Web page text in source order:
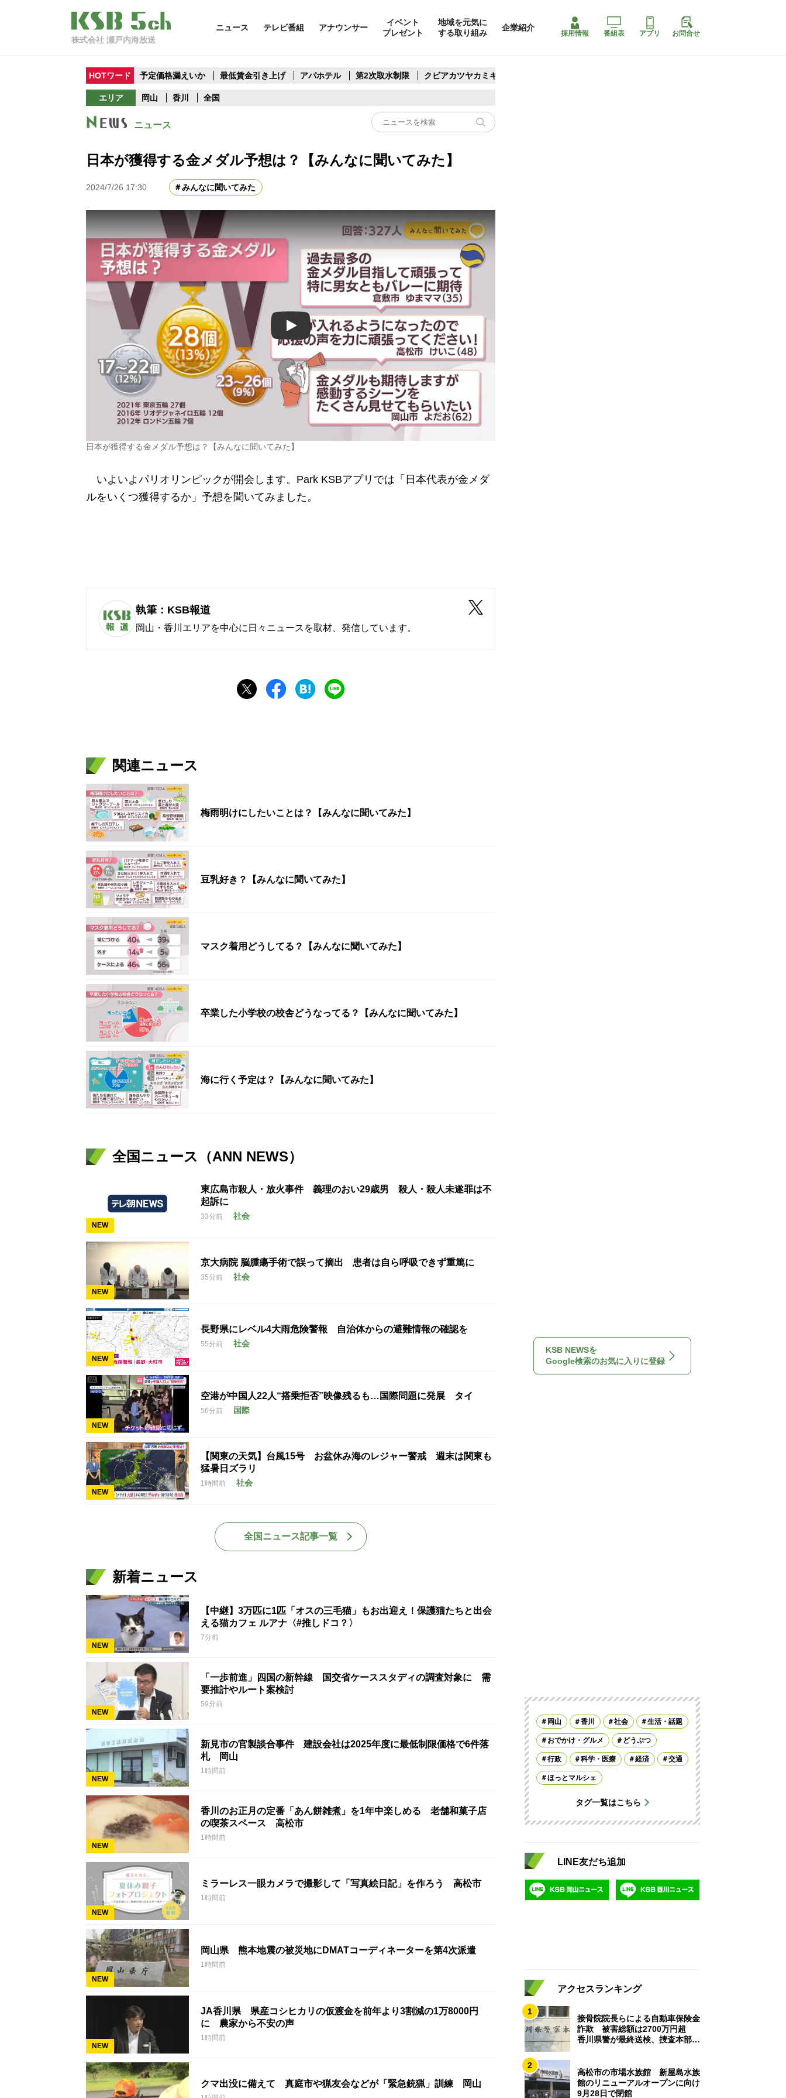
株式会社 瀬戸内海放送
ニュース テレビ番組 アナウンサー
イベント
プレゼント
地域を元気に
する取り組み
企業紹介
採用情報 番組表 アプリ お問合せ
HOTワード 予定価格漏えいか 最低賃金引き上げ アパホテル 第2次取水制限 クビアカツヤカミキリ
エリア 岡山 香川 全国
ニュース
日本が獲得する金メダル予想は？【みんなに聞いてみた】
2024/7/26 17:30 みんなに聞いてみた
Play
日本が獲得する金メダル予想は？【みんなに聞いてみた】
いよいよパリオリンピックが開会します。Park KSBアプリでは「日本代表が金メダ
ルをいくつ獲得するか」予想を聞いてみました。
執筆：KSB報道
岡山・香川エリアを中心に日々ニュースを取材、発信しています。
関連ニュース
梅雨明けにしたいことは？【みんなに聞いてみた】
豆乳好き？【みんなに聞いてみた】
マスク着用どうしてる？【みんなに聞いてみた】
卒業した小学校の校舎どうなってる？【みんなに聞いてみた】
海に行く予定は？【みんなに聞いてみた】
全国ニュース（ANN NEWS）
NEW
東広島市殺人・放火事件 義理のおい29歳男 殺人・殺人未遂罪は不
起訴に
33分前 社会
NEW
京大病院 脳腫瘍手術で誤って摘出 患者は自ら呼吸できず重篤に
35分前 社会
NEW
長野県にレベル4大雨危険警報 自治体からの避難情報の確認を
55分前 社会
NEW
空港が中国人22人“搭乗拒否”映像残るも…国際問題に発展 タイ
56分前 国際
NEW
【関東の天気】台風15号 お盆休み海のレジャー警戒 週末は関東も
猛暑日ズラリ
1時間前 社会
全国ニュース記事一覧
新着ニュース
NEW
【中継】3万匹に1匹「オスの三毛猫」もお出迎え！保護猫たちと出会
える猫カフェ ルアナ〈#推しドコ？〉
7分前
NEW
「一歩前進」四国の新幹線 国交省ケーススタディの調査対象に 需
要推計やルート案検討
59分前
NEW
新見市の官製談合事件 建設会社は2025年度に最低制限価格で6件落
札 岡山
1時間前
NEW
香川のお正月の定番「あん餅雑煮」を1年中楽しめる 老舗和菓子店
の喫茶スペース 高松市
1時間前
NEW
ミラーレス一眼カメラで撮影して「写真絵日記」を作ろう 高松市
1時間前
NEW
岡山県 熊本地震の被災地にDMATコーディネーターを第4次派遣
1時間前
NEW
JA香川県 県産コシヒカリの仮渡金を前年より3割減の1万8000円
に 農家から不安の声
1時間前
クマ出没に備えて 真庭市や猟友会などが「緊急銃猟」訓練 岡山
KSB NEWSを
Google検索のお気に入りに登録
岡山 香川 社会 生活・話題
おでかけ・グルメ どうぶつ
行政 科学・医療 経済 交通
ほっとマルシェ
タグ一覧はこちら
LINE友だち追加
アクセスランキング
1
接骨院院長らによる自動車保険金
詐欺 被害総額は2700万円超
香川県警が最終送検、捜査本部解
2
高松市の市場水族館 新屋島水族
館のリニューアルオープンに向け
9月28日で閉館